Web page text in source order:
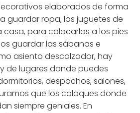
elaborados de forma
guardar ropa, los juguetes de
casa, para colocarlos a los pies
guardar las sábanas e
asiento descalzador, hay
de lugares donde puedes
despachos, salones,
que los coloques donde
siempre geniales. En